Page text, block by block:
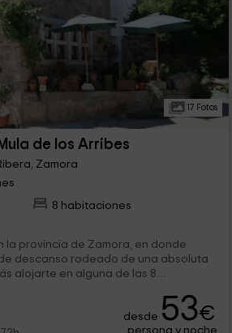
17 Fotos
de los Arribes
Zamora
8 habitaciones
la provincia de Zamora, en donde
descanso rodeado de una absoluta
alojarte en alguna de las 8
para que te sientas lo más a
días increíbles.
desde 53€
persona y noche